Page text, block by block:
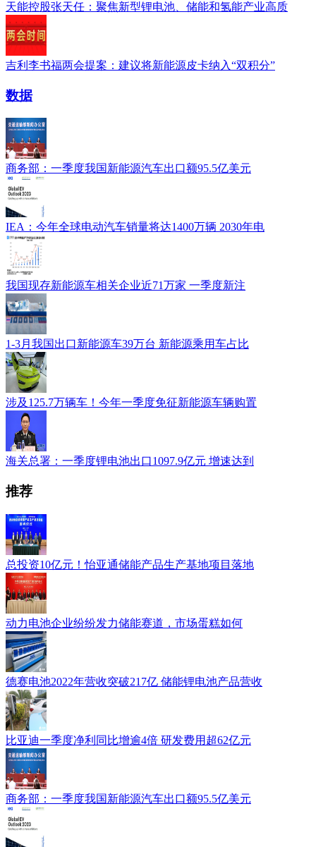
天能控股张天任：聚焦新型锂电池、储能和氢能产业高质
吉利李书福两会提案：建议将新能源皮卡纳入“双积分”
数据
商务部：一季度我国新能源汽车出口额95.5亿美元
IEA：今年全球电动汽车销量将达1400万辆 2030年电
我国现存新能源车相关企业近71万家 一季度新注
1-3月我国出口新能源车39万台 新能源乘用车占比
涉及125.7万辆车！今年一季度免征新能源车辆购置
海关总署：一季度锂电池出口1097.9亿元 增速达到
推荐
总投资10亿元！怡亚通储能产品生产基地项目落地
动力电池企业纷纷发力储能赛道，市场蛋糕如何
德赛电池2022年营收突破217亿 储能锂电池产品营收
比亚迪一季度净利同比增逾4倍 研发费用超62亿元
商务部：一季度我国新能源汽车出口额95.5亿美元